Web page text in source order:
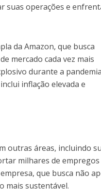
suas operações e
da Amazon, que busca
mercado cada vez mais
durante a
inflação elevada e
outras áreas, incluindo
milhares de
que busca não
mais sustentável.